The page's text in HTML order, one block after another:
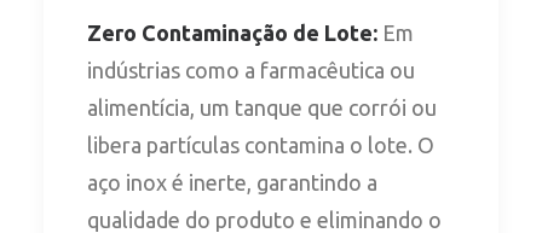
Zero Contaminação de Lote: Em
indústrias como a farmacêutica ou
alimentícia, um tanque que corrói ou
libera partículas contamina o lote. O
aço inox é inerte, garantindo a
qualidade do produto e eliminando o